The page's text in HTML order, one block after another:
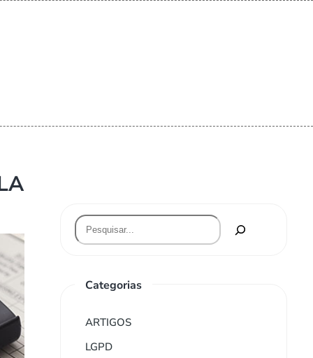
Categorias
ARTIGOS
LGPD